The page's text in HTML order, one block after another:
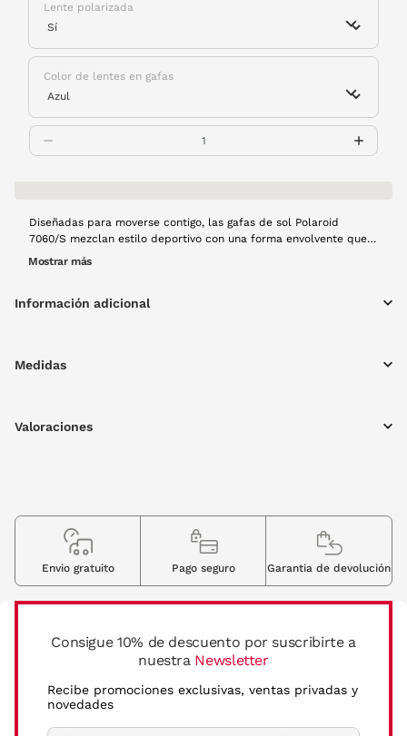
Lente polarizada
Color de lentes en gafas
Diseñadas para moverse contigo, las gafas de sol Polaroid
7060/S mezclan estilo deportivo con una forma envolvente que
lo cubre todo. Su estructura ligera está fabricada con materiales
Mostrar más
Información adicional
Medidas
Valoraciones
Consigue 10% de descuento por suscribirte a
nuestra Newsletter
Recibe promociones exclusivas, ventas privadas y
novedades
Envio gratuito Pago seguro Garantia de devolución